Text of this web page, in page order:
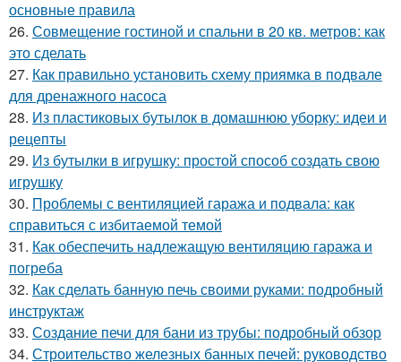
основные правила
26. Совмещение гостиной и спальни в 20 кв. метров: как
это сделать
27. Как правильно установить схему приямка в подвале
для дренажного насоса
28. Из пластиковых бутылок в домашнюю уборку: идеи и
рецепты
29. Из бутылки в игрушку: простой способ создать свою
игрушку
30. Проблемы с вентиляцией гаража и подвала: как
справиться с избитаемой темой
31. Как обеспечить надлежащую вентиляцию гаража и
погреба
32. Как сделать банную печь своими руками: подробный
инструктаж
33. Создание печи для бани из трубы: подробный обзор
34. Строительство железных банных печей: руководство